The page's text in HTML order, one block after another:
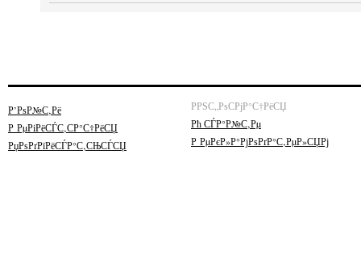
Р’РѕР№С‚Рё
Р РµРіРёСЃС‚СР°С†РёСЏ
РџРѕРґРїРёСЃР°С‚СЊСЃСЏ
РРЅС„РѕСРјР°С†РёСЏ
Рћ СЃР°Р№С‚Рµ
Р РµРєР»Р°РјРѕРґР°С‚РµР»СЏРј